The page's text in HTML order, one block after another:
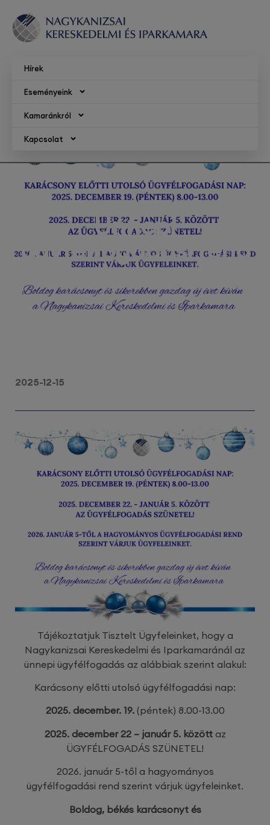
Hírek
Eseményeink
Kamaránkról
Kapcsolat
Ünnepi
ügyfélfogadási rend
2025-12-15
Tájékoztatjuk Tisztelt Ügyfeleinket, hogy a
Nagykanizsai Kereskedelmi és Iparkamaránál az
ünnepi ügyfélfogadás az alábbiak szerint alakul:
Karácsony előtti utolsó ügyfélfogadási nap:
2025. december. 19.(péntek) 8.00-13.00
2025. december 22 – január 5. között az
ÜGYFÉLFOGADÁS SZÜNETEL!
2026. január 5-től a hagyományos
ügyfélfogadási rend szerint várjuk ügyfeleinket.
Boldog, békés karácsonyt és